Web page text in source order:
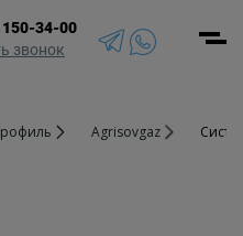
150-34-00
звонок
Зенитные
Стеклянные
Agrisovgaz